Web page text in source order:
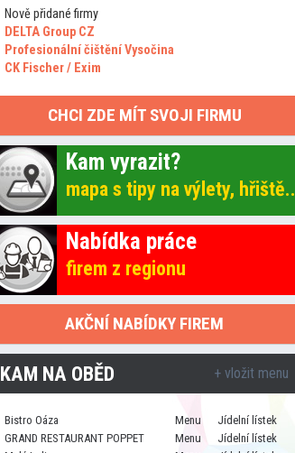
Nově přidané firmy
DELTA Group CZ
Profesionální čištění Vysočina
CK Fischer / Exim
CHCI ZDE MÍT SVOJI FIRMU
Kam vyrazit?
mapa s tipy na výlety, hřiště..
Nabídka práce
firem z regionu
AKČNÍ NABÍDKY FIREM
KAM NA OBĚD + vložit menu
Bistro Oáza Menu
Jídelní lístek
GRAND RESTAURANT POPPET
Menu
Jídelní lístek